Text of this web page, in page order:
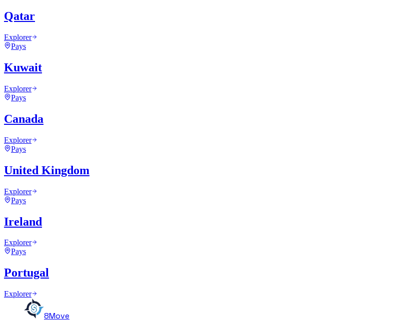
Qatar
Explorer
Pays
Kuwait
Explorer
Pays
Canada
Explorer
Pays
United Kingdom
Explorer
Pays
Ireland
Explorer
Pays
Portugal
Explorer
8Move